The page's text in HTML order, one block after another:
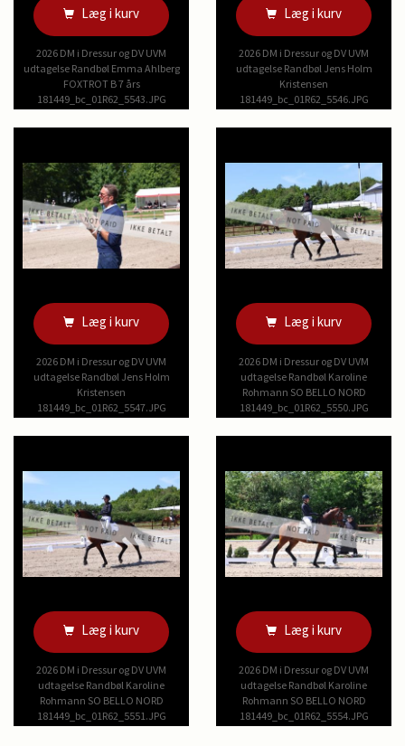
Læg i kurv
2026 DM i Dressur og DV UVM
udtagelse Randbøl Emma Ahlberg
FOXTROT B 7 års
181449_bc_01R62_5543.JPG
Læg i kurv
2026 DM i Dressur og DV UVM
udtagelse Randbøl Jens Holm
Kristensen
181449_bc_01R62_5546.JPG
Læg i kurv
2026 DM i Dressur og DV UVM
udtagelse Randbøl Jens Holm
Kristensen
181449_bc_01R62_5547.JPG
Læg i kurv
2026 DM i Dressur og DV UVM
udtagelse Randbøl Karoline
Rohmann SO BELLO NORD
181449_bc_01R62_5550.JPG
Læg i kurv
2026 DM i Dressur og DV UVM
udtagelse Randbøl Karoline
Rohmann SO BELLO NORD
181449_bc_01R62_5551.JPG
Læg i kurv
2026 DM i Dressur og DV UVM
udtagelse Randbøl Karoline
Rohmann SO BELLO NORD
181449_bc_01R62_5554.JPG